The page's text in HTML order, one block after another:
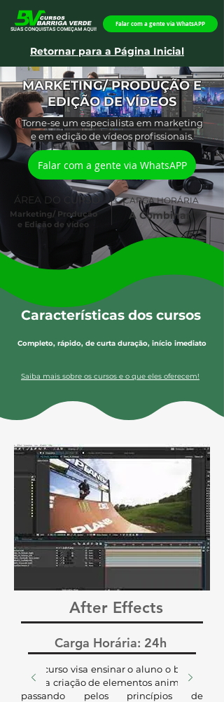
SUAS CONQUISTAS COMEÇAM AQUI!
Falar com a gente via WhatsAPP
Retornar para a Página Inicial
MARKETING/ PRODUÇÃO E
EDIÇÃO DE VÍDEOS
Torne-se um especialista em marketing
e em edição de vídeos profissionais.
Falar com a gente via WhatsAPP
Marketing/ Produção
e Edição de vídeo
ÁREA DO CURSO CARGA HORÁRIA
A Combinar
Características dos cursos
Completo, rápido, de curta duração, início imediato
Saiba mais sobre os cursos e o que eles oferecem!
After Effects
Carga Horária: 24h
​Este curso visa ensinar o aluno o básico
para a criação de elementos animados,
passando pelos princípios de